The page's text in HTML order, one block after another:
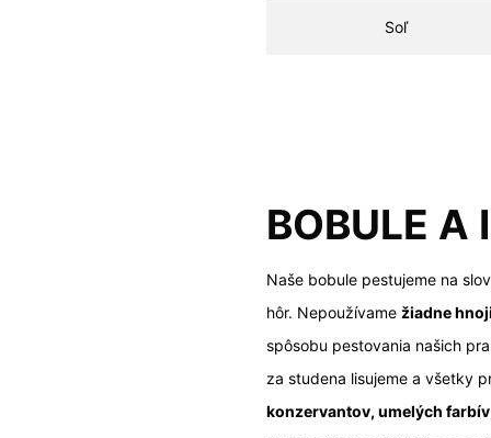
Soľ
BOBULE A
Naše bobule pestujeme na
hôr. Nepoužívame žiadne
spôsobu pestovania našich
za studena lisujeme a všetky
konzervantov, umelých